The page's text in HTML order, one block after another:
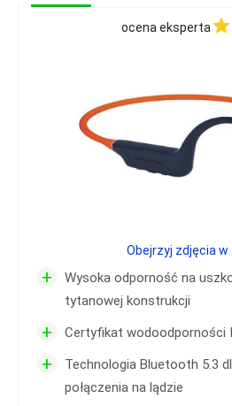
ocena eksperta
+
Wysoka odporność na
tytanowej konstrukcji
+ Certyfikat wodoodporności
+
Technologia Bluetooth 5.3
połączenia na lądzie
Obejrzyj zdjęcia w